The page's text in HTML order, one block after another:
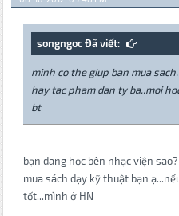
songngoc Đã viết:
minh co the giup ban mua
hay tac pham dan ty ba..moi
bt
bạn đang học bên nhạc viện
mua sách dạy kỹ thuật bạn
tốt...mình ở HN